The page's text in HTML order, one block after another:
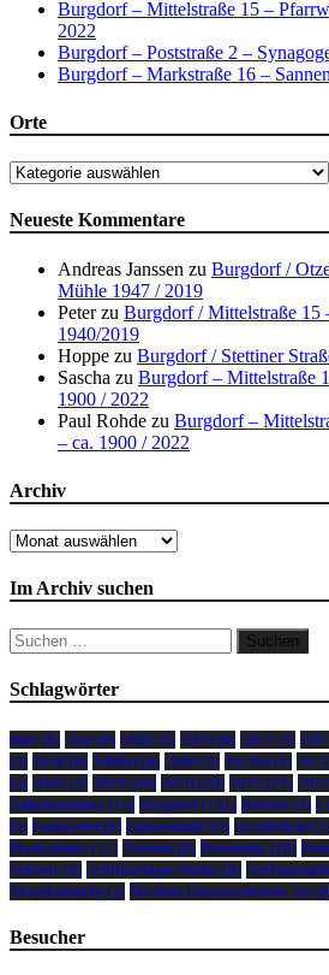
Burgdorf – Mittelstraße 15 –
2022
Burgdorf – Poststraße 2 –
Burgdorf – Markstraße 16 –
Orte
Orte
Neueste Kommentare
Andreas Janssen zu Burgdorf /
Mühle 1947 / 2019
Peterzu Burgdorf / Mittelstraße 15
1940/2019
Hoppe zu Burgdorf / Stettiner
Sascha zu Burgdorf – Mittelstraße
1900 / 2022
Paul Rohde zu Burgdorf –
– ca. 1900 / 2022
Archiv
Archiv
Im Archiv suchen
Suchen
nach:
Schlagwörter
60er(8) 70er(6) 1809 (4) 1910 (6) 1911 (5)
(5) 1956 (6) 1960er(6) 1969 (5) 1970er(5) 1971
(5) 2005 (4) 2019 (59) 2020 (39) 2021 (21) 2022
Bahnhofstraße (15) Burgdorf(131) Bührke (4)
(5) Feuerwehr(6) Gartenstraße (5) Hochbrücke
Marktstraße (37) Postamt (6) Poststraße (10)
Scheele (6) Schillerslager Straße (6)
Theodorstraße (5) Vor dem Hannoverschen Tor
Besucher